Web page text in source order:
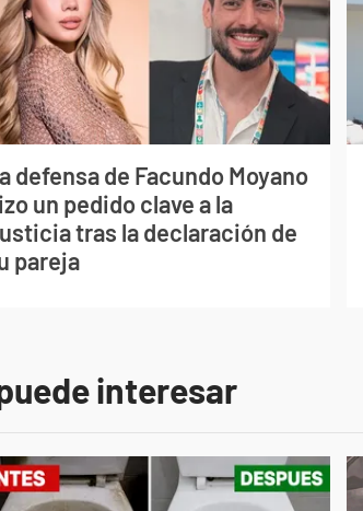
defensa de Facundo Moyano
un pedido clave a la
tras la declaración de
pareja
interesar